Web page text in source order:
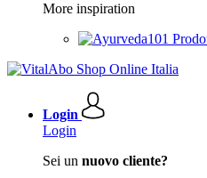
More inspiration
Login
Login
Sei un nuovo cliente?